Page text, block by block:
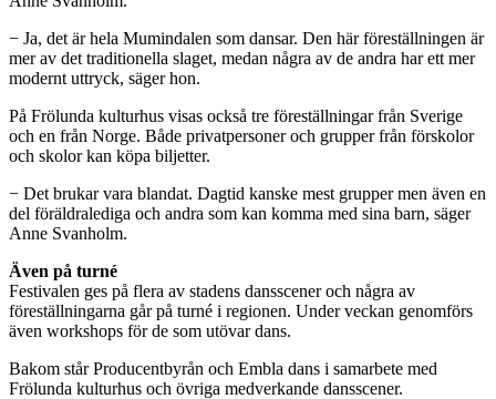
− Ja, det är hela Mumindalen som dansar. Den här föreställningen är
mer av det traditionella slaget, medan några av de andra har ett mer
modernt uttryck, säger hon.
På Frölunda kulturhus visas också tre föreställningar från Sverige
och en från Norge. Både privatpersoner och grupper från förskolor
och skolor kan köpa biljetter.
− Det brukar vara blandat. Dagtid kanske mest grupper men även en
del föräldralediga och andra som kan komma med sina barn, säger
Anne Svanholm.
Även på turné
Festivalen ges på flera av stadens dansscener och några av
föreställningarna går på turné i regionen. Under veckan genomförs
även workshops för de som utövar dans.
Bakom står Producentbyrån och Embla dans i samarbete med
Frölunda kulturhus och övriga medverkande dansscener.